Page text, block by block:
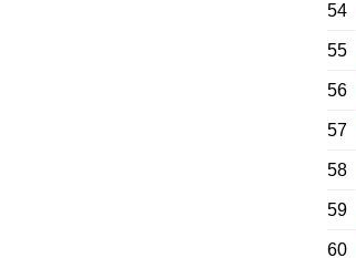
54
55
56
57
58
59
60